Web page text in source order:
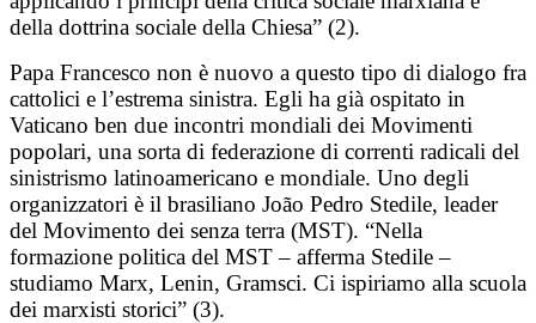
della dottrina sociale della Chiesa” (2).
Papa Francesco non è nuovo a questo tipo di dialogo fra
cattolici e l’estrema sinistra. Egli ha già ospitato in
Vaticano ben due incontri mondiali dei Movimenti
popolari, una sorta di federazione di correnti radicali del
sinistrismo latinoamericano e mondiale. Uno degli
organizzatori è il brasiliano João Pedro Stedile, leader
del Movimento dei senza terra (MST). “Nella
formazione politica del MST – afferma Stedile –
studiamo Marx, Lenin, Gramsci. Ci ispiriamo alla scuola
dei marxisti storici” (3).